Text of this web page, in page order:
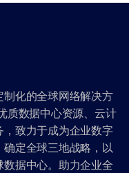
化的全球网络解决方
质数据中心资源、云计
致力于成为企业数字
定全球三地战略，以
据中心。助力企业全